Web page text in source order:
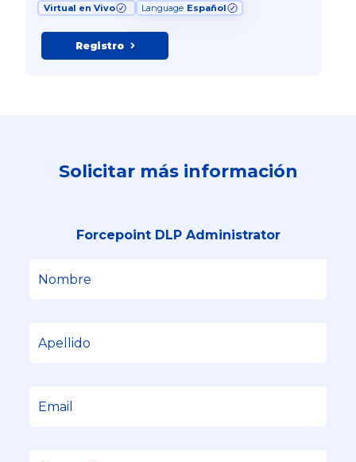
Virtual en Vivo Language Español
Registro
Solicitar más información
Forcepoint DLP Administrator